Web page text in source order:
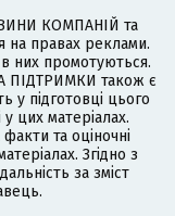
КОМПАНІЙ та
на правах реклами.
них промотуються.
ПІДТРИМКИ також є
у підготовці цього
цих матеріалах.
та оціночні
Згідно з
за зміст